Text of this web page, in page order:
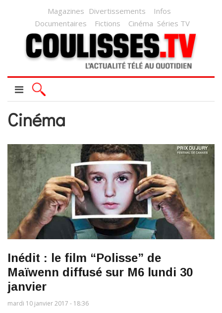
Magazines Divertissements
Infos
Documentaires
Fictions Cinéma Séries TV
Cinéma
Inédit : le film “Polisse” de
Maïwenn diffusé sur M6 lundi 30
janvier
mardi 10 janvier 2017 - 18:36